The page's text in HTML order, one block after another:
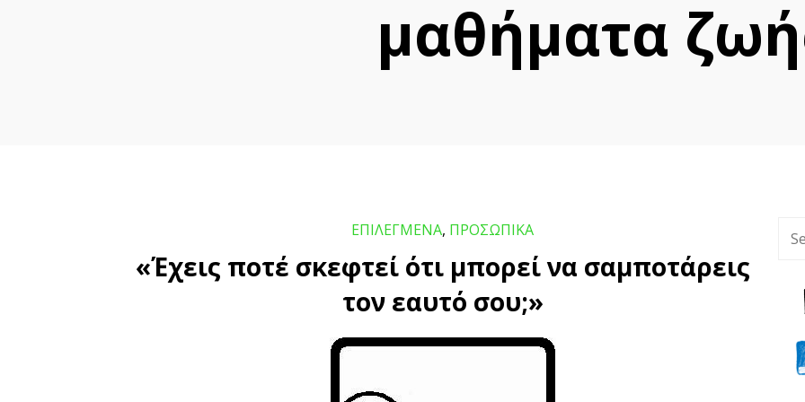
μαθήματα
ΕΠΙΛΕΓΜΕΝΑ, ΠΡΟΣΩΠΙΚΑ
«Έχεις ποτέ σκεφτεί ότι μπορεί να σαμποτάρεις
τον εαυτό σου;»